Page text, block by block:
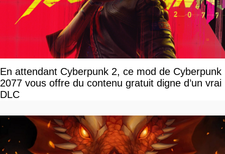
En attendant Cyberpunk 2, ce mod de Cyberpunk
2077 vous offre du contenu gratuit digne d’un vrai
DLC